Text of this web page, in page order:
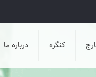
کنگره درباره ما